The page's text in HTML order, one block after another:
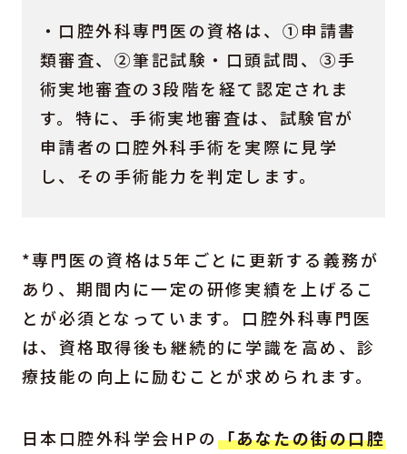
・口腔外科専門医の資格は、①申請書
類審査、②筆記試験・口頭試問、③手
術実地審査の3段階を経て認定されま
す。特に、手術実地審査は、試験官が
申請者の口腔外科手術を実際に見学
し、その手術能力を判定します。
*専門医の資格は5年ごとに更新する義務が
あり、期間内に一定の研修実績を上げるこ
とが必須となっています。口腔外科専門医
は、資格取得後も継続的に学識を高め、診
療技能の向上に励むことが求められます。
日本口腔外科学会HPの「あなたの街の口腔